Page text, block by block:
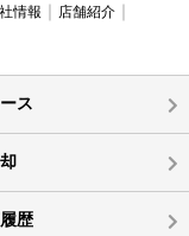
情報
店舗紹介
ス
歴